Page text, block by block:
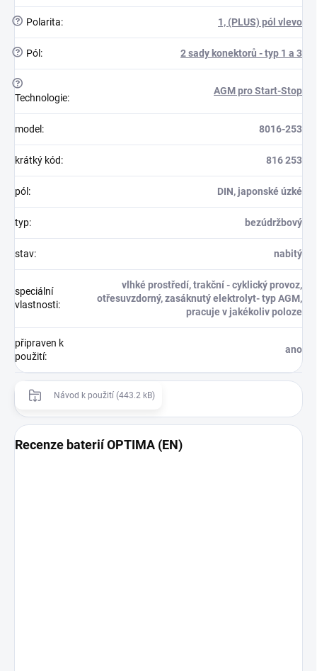
? Polarita: 1, (PLUS) pól vlevo
? Pól: 2 sady konektorů - typ 1 a 3
?
Technologie:
AGM pro Start-Stop
model: 8016-253
krátký kód: 816 253
pól: DIN, japonské úzké
typ: bezúdržbový
stav: nabitý
speciální
vlastnosti:
vlhké prostředí, trakční - cyklický provoz,
otřesuvzdorný, zasáknutý elektrolyt- typ AGM,
pracuje v jakékoliv poloze
připraven k
použití:
ano
Návod k použití (443.2 kB)
Recenze baterií OPTIMA (EN)